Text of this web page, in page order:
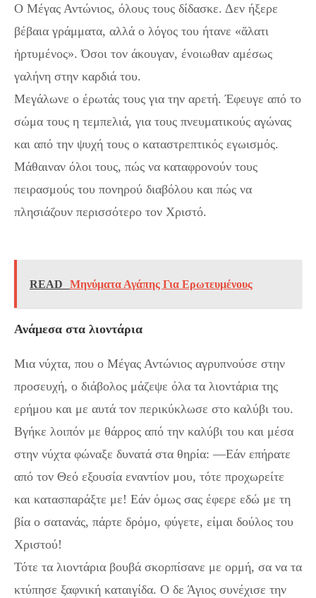
Ο Μέγας Αντώνιος, όλους τους δίδασκε. Δεν ήξερε
βέβαια γράμματα, αλλά ο λόγος του ήτανε «ἅλατι
ἠρτυμένος». Όσοι τον άκουγαν, ένοιωθαν αμέσως
γαλήνη στην καρδιά του.
Μεγάλωνε ο έρωτάς τους για την αρετή. Έφευγε από το
σώμα τους η τεμπελιά, για τους πνευματικούς αγώνας
και από την ψυχή τους ο καταστρεπτικός εγωισμός.
Μάθαιναν όλοι τους, πώς να καταφρονούν τους
πειρασμούς του πονηρού διαβόλου και πώς να
πλησιάζουν περισσότερο τον Χριστό.
READ Μηνύματα Αγάπης Για Ερωτευμένους
Ανάμεσα στα λιοντάρια
Μια νύχτα, που ο Μέγας Αντώνιος αγρυπνούσε στην
προσευχή, ο διάβολος μάζεψε όλα τα λιοντάρια της
ερήμου και με αυτά τον περικύκλωσε στο καλύβι του.
Βγήκε λοιπόν με θάρρος από την καλύβι του και μέσα
στην νύχτα φώναξε δυνατά στα θηρία: —Εάν επήρατε
από τον Θεό εξουσία εναντίον μου, τότε προχωρείτε
και κατασπαράξτε με! Εάν όμως σας έφερε εδώ με τη
βία ο σατανάς, πάρτε δρόμο, φύγετε, είμαι δούλος του
Χριστού!
Τότε τα λιοντάρια βουβά σκορπίσανε με ορμή, σα να τα
κτύπησε ξαφνική καταιγίδα. Ο δε Άγιος συνέχισε την